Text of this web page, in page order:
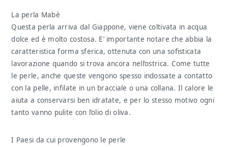
La perla Mabè
Questa perla arriva dal Giappone, viene coltivata in acqua
dolce ed è molto costosa. E’ importante notare che abbia la
caratteristica forma sferica, ottenuta con una sofisticata
lavorazione quando si trova ancora nell’ostrica. Come tutte
le perle, anche queste vengono spesso indossate a contatto
con la pelle, infilate in un bracciale o una collana. Il calore le
aiuta a conservarsi ben idratate, e per lo stesso motivo ogni
tanto vanno pulite con l’olio di oliva.
I Paesi da cui provengono le perle